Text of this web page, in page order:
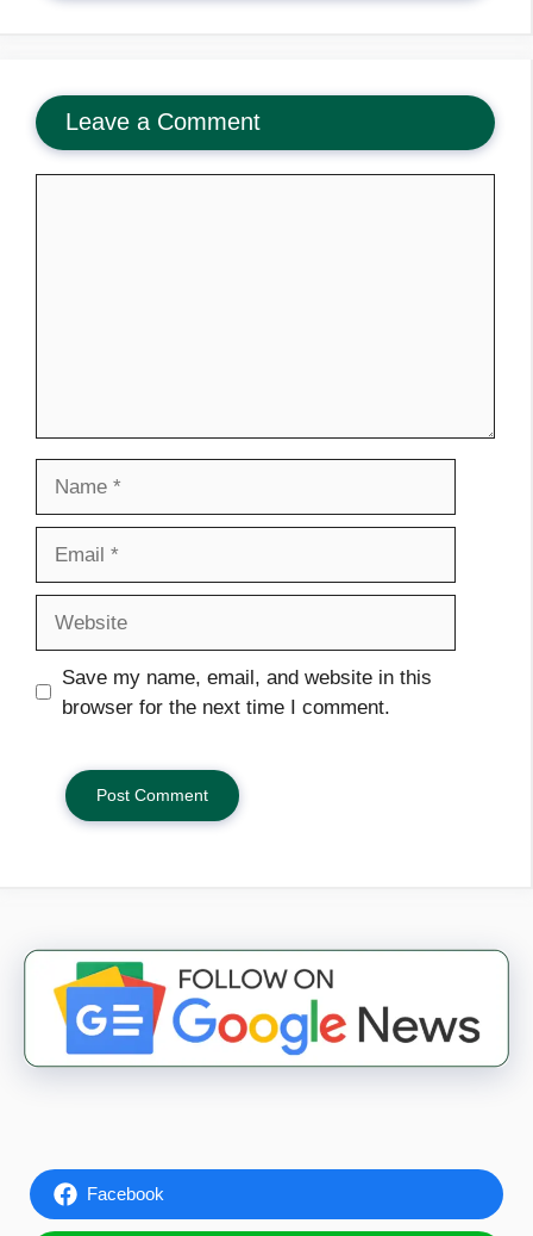
Leave a Comment
Save my name, email, and website in this
browser for the next time I comment.
Facebook